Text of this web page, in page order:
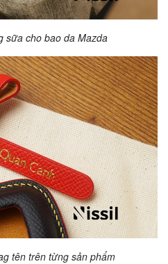
sữa cho bao da Mazda
tên trên từng sản phẩm